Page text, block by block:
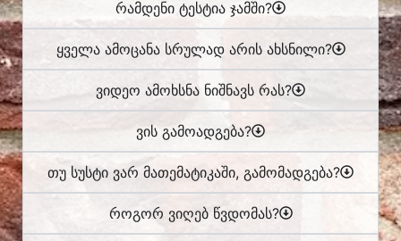
რამდენი ტესტია ჯამში?
ყველა ამოცანა სრულად არის ახსნილი?
ვიდეო ამოხსნა ნიშნავს რას?
ვის გამოადგება?
თუ სუსტი ვარ მათემატიკაში, გამომადგება?
როგორ ვიღებ წვდომას?